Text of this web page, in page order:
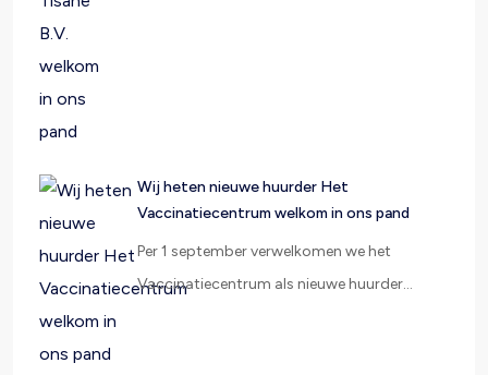
Wij heten nieuwe huurder Het
Vaccinatiecentrum welkom in ons pand
Per 1 september verwelkomen we het
Vaccinatiecentrum als nieuwe huurder…